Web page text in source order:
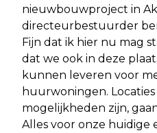
nieuwbouwproject in
directeurbestuurder
Fijn dat ik hier nu mag
dat we ook in deze
kunnen leveren voor
huurwoningen. Locaties
mogelijkheden zijn,
Alles voor onze huidige